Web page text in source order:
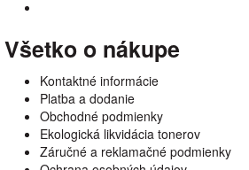
Všetko o nákupe
Kontaktné informácie
Platba a dodanie
Obchodné podmienky
Ekologická likvidácia tonerov
Záručné a reklamačné podmienky